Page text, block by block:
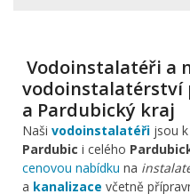
Vodoinstalatéři a
vodoinstalatérství
a Pardubický kraj
Naši vodoinstalatéři jsou
Pardubic i celého
cenovou nabídku na
a kanalizace včetně